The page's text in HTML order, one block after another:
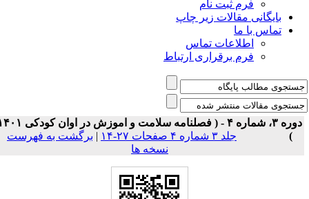
فرم ثبت نام
بایگانی مقالات زیر چاپ
تماس با ما
اطلاعات تماس
فرم برقراری ارتباط
دوره ۳، شماره ۴ - ( فصلنامه سلامت و اموزش در اوان کودکی ۱۴۰۱
جلد ۳ شماره ۴ صفحات ۲۷-۱۴ | برگشت به فهرست
نسخه ها